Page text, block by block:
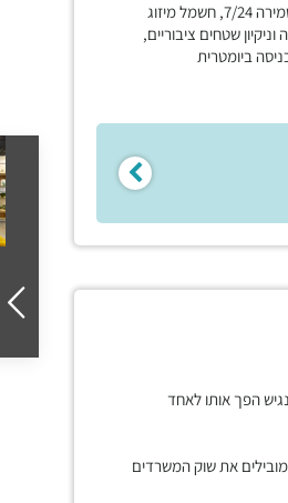
שומר בלובי, שמירה 7/24, חשמל מיזוג
שטחים ציבוריים,
ביומטרית
הפך אותו לאחד
מובילים את שוק המשרדים